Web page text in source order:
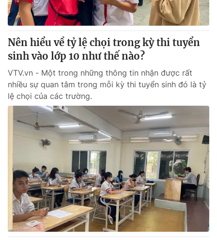
Thị trường
Tư vấn
Lịch phát sóng
Chuyên mục khác
Emagazine Podcast
Photo Infographic
Video Shorts video
VTV Money VTV Thể thao
VTV Sức khoẻ Bất động sản
Thị trường 24h Tấm lòng Việt
VTV4 Vươn mình bằng AI
Nên hiểu về tỷ lệ chọi trong kỳ thi tuyển
sinh vào lớp 10 như thế nào?
VTV.vn - Một trong những thông tin nhận được rất
nhiều sự quan tâm trong mỗi kỳ thi tuyển sinh đó là tỷ
lệ chọi của các trường.